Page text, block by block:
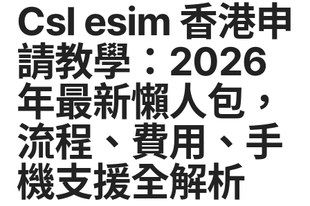
Csl esim 香港申
請教學：2026
年最新懶人包，
流程、費用、手
機支援全解析